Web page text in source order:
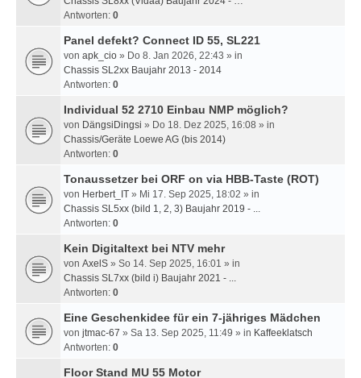
Antworten: 0
Panel defekt? Connect ID 55, SL221
von apk_cio » Do 8. Jan 2026, 22:43 » in
Chassis SL2xx Baujahr 2013 - 2014
Antworten: 0
Individual 52 2710 Einbau NMP möglich?
von DängsiDingsi » Do 18. Dez 2025, 16:08 » in
Chassis/Geräte Loewe AG (bis 2014)
Antworten: 0
Tonaussetzer bei ORF on via HBB-Taste (ROT)
von Herbert_IT » Mi 17. Sep 2025, 18:02 » in
Chassis SL5xx (bild 1, 2, 3) Baujahr 2019 - ...
Antworten: 0
Kein Digitaltext bei NTV mehr
von AxelS » So 14. Sep 2025, 16:01 » in
Chassis SL7xx (bild i) Baujahr 2021 - ...
Antworten: 0
Eine Geschenkidee für ein 7-jähriges Mädchen
von jtmac-67 » Sa 13. Sep 2025, 11:49 » in Kaffeeklatsch
Antworten: 0
Floor Stand MU 55 Motor